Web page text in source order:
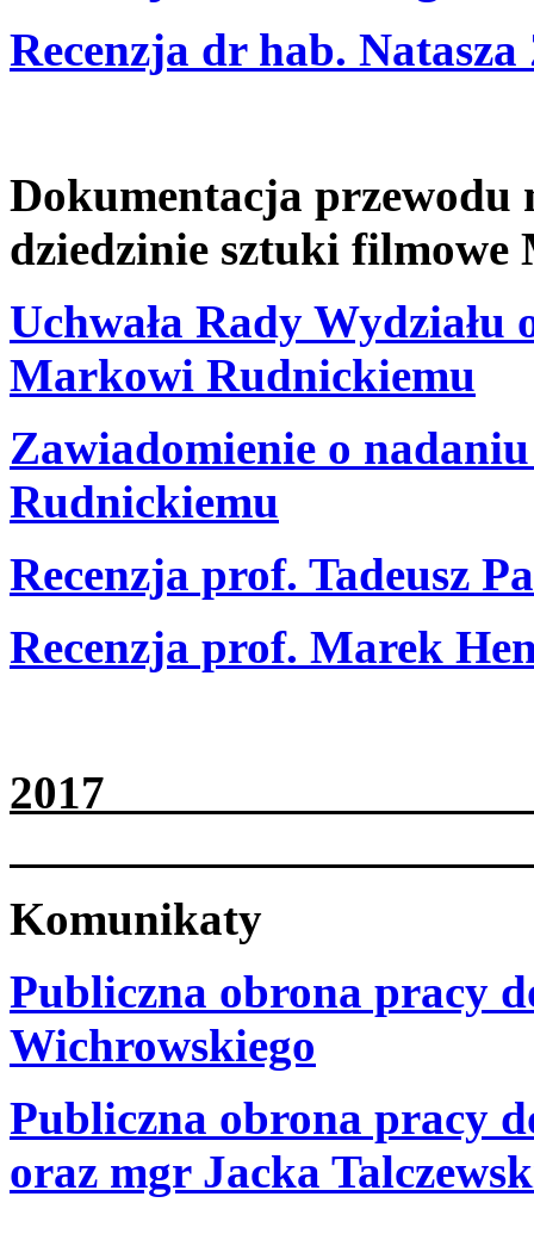
Recenzja dr hab.
Dokumentacja
dziedzinie sztuki
Uchwała Rady
Markowi Rudnickiemu
Zawiadomienie o
Rudnickiemu
Recenzja prof. Tadeusz
Recenzja prof. Marek
Komunikaty
Publiczna obrona pracy
Wichrowskiego
Publiczna obrona pracy
oraz mgr Jacka